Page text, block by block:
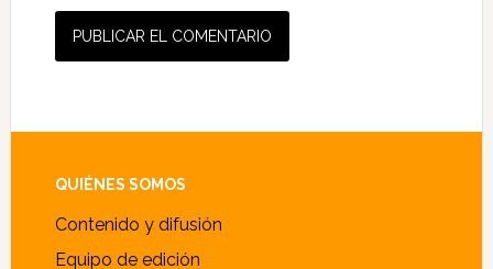
Footer
QUIÉNES SOMOS
Contenido y difusión
Equipo de edición